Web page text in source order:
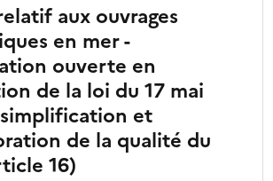
aux ouvrages
en mer -
ouverte en
de la loi du 17 mai
simplification et
de la qualité du
16)